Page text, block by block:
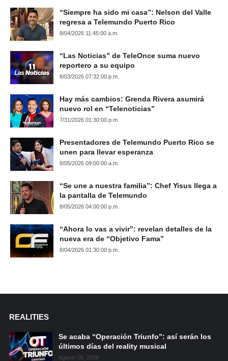
“Siempre ha sido mi casa”: Nelson del Valle
regresa a Telemundo Puerto Rico
8/04/2026 11:45:00 a.m.
“Las Noticias” de TeleOnce suma nuevo
reportero a su equipo
8/03/2026 07:32:00 p.m.
Hay más cambios: Grenda Rivera asumirá
nuevo rol en “Telenoticias”
7/31/2026 01:30:00 p.m.
Presentadores de Telemundo Puerto Rico se
unen para llevar esperanza
8/05/2026 09:00:00 a.m.
“Se une a nuestra familia”: Chef Yisus llega a
la pantalla de Telemundo
8/05/2026 04:00:00 p.m.
“Ahora lo vas a vivir”: revelan detalles de la
nueva era de “Objetivo Fama”
8/04/2026 01:30:00 p.m.
REALITIES
Se acaba “Operación Triunfo”: así serán los
últimos días del reality musical
Agosto 05, 2026